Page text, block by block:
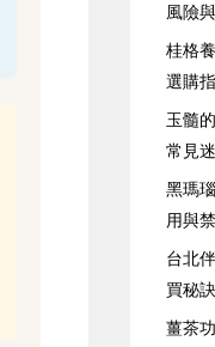
風險
桂格
選購
玉髓
常見
黑瑪
用與
台北
買秘訣
薑茶